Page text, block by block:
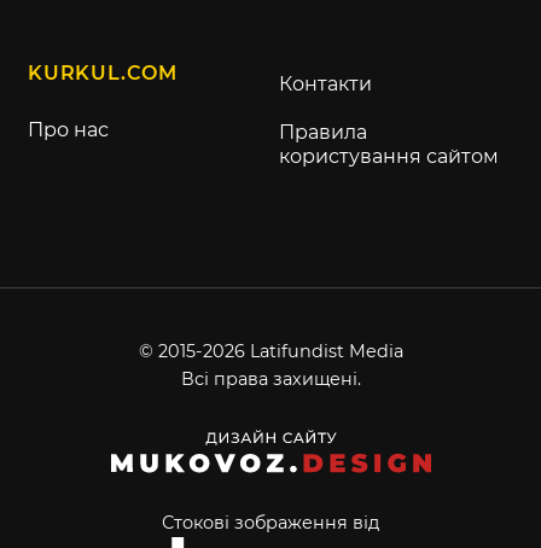
KURKUL.COM
Про нас
Контакти
Правила
користування сайтом
© 2015-2026 Latifundist Media
Всі права захищені.
Стокові зображення від